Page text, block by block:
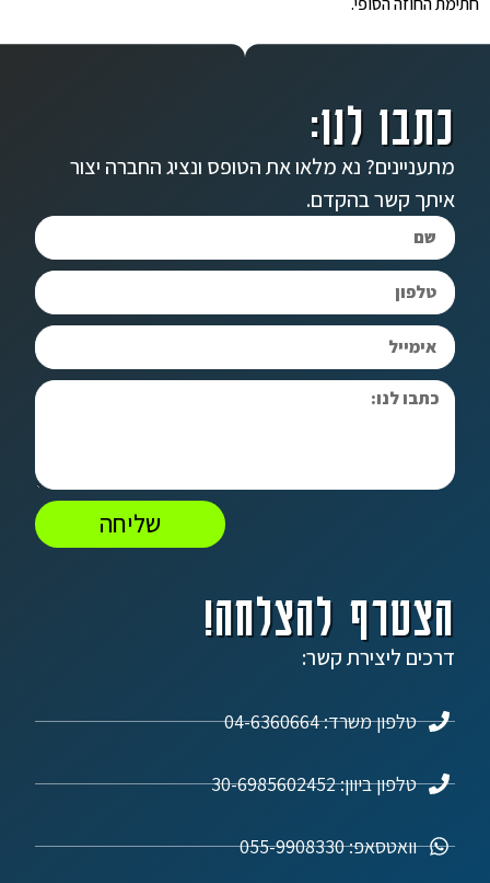
הצטרף להצלחה!
דרכים ליצירת קשר:
טלפון משרד: 04-6360664
טלפון ביוון: 30-6985602452
וואטסאפ: 055-9908330
כתבו לנו:
מתעניינים? נא מלאו את הטופס ונציג החברה יצור
איתך קשר בהקדם.
שליחה